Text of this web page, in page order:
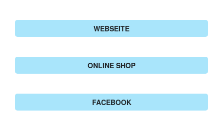
WEBSEITE
ONLINE SHOP
FACEBOOK